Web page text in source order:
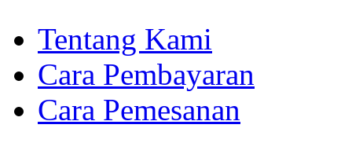
Tentang Kami
Cara Pembayaran
Cara Pemesanan